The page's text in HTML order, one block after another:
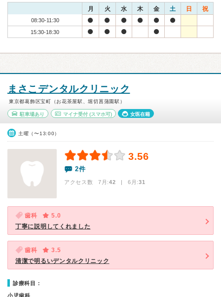
月 火 水 木 金 土 日 祝
08:30-11:30
15:30-18:30
まさこデンタルクリニック
東京都葛飾区宝町（お花茶屋駅、堀切菖蒲園駅）
駐車場あり マイナ受付(スマホ可) 女医在籍
土曜（〜13:00）
3.56
2件
アクセス数 7月:42 | 6月:31
歯科
5.0
丁寧に説明してくれました
歯科
3.5
清潔で明るいデンタルクリニック
診療科目：
小児歯科